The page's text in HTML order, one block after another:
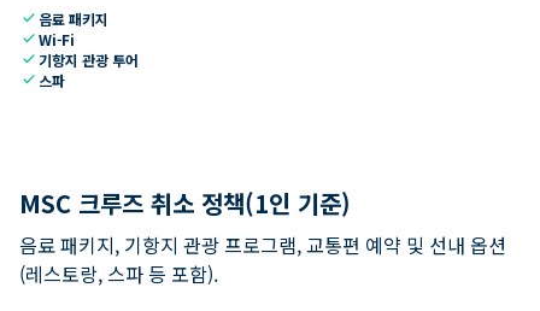
check 음료 패키지
checkWi-Fi
check 기항지 관광 투어
check 스파
MSC 크루즈 취소 정책(1인 기준)
음료 패키지, 기항지 관광 프로그램, 교통편 예약 및 선내 옵션
(레스토랑, 스파 등 포함).